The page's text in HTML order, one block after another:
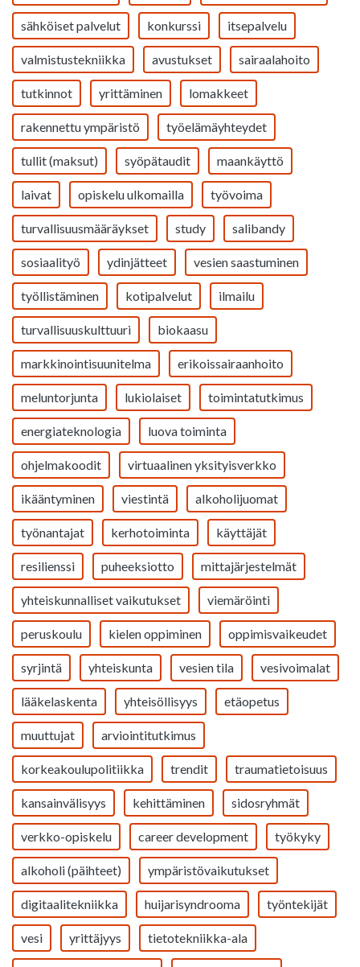
sähköiset palvelut konkurssi itsepalvelu
valmistustekniikka avustukset sairaalahoito
tutkinnot yrittäminen lomakkeet
rakennettu ympäristö työelämäyhteydet
tullit (maksut) syöpätaudit maankäyttö
laivat opiskelu ulkomailla työvoima
turvallisuusmääräykset study salibandy
sosiaalityö ydinjätteet vesien saastuminen
työllistäminen kotipalvelut ilmailu
turvallisuuskulttuuri biokaasu
markkinointisuunitelma erikoissairaanhoito
meluntorjunta lukiolaiset toimintatutkimus
energiateknologia luova toiminta
ohjelmakoodit virtuaalinen yksityisverkko
ikääntyminen viestintä alkoholijuomat
työnantajat kerhotoiminta käyttäjät
resilienssi puheeksiotto mittajärjestelmät
yhteiskunnalliset vaikutukset viemäröinti
peruskoulu kielen oppiminen oppimisvaikeudet
syrjintä yhteiskunta vesien tila vesivoimalat
lääkelaskenta yhteisöllisyys etäopetus
muuttujat arviointitutkimus
korkeakoulupolitiikka trendit traumatietoisuus
kansainvälisyys kehittäminen sidosryhmät
verkko-opiskelu career development työkyky
alkoholi (päihteet) ympäristövaikutukset
digitaalitekniikka huijarisyndrooma työntekijät
vesi yrittäjyys tietotekniikka-ala